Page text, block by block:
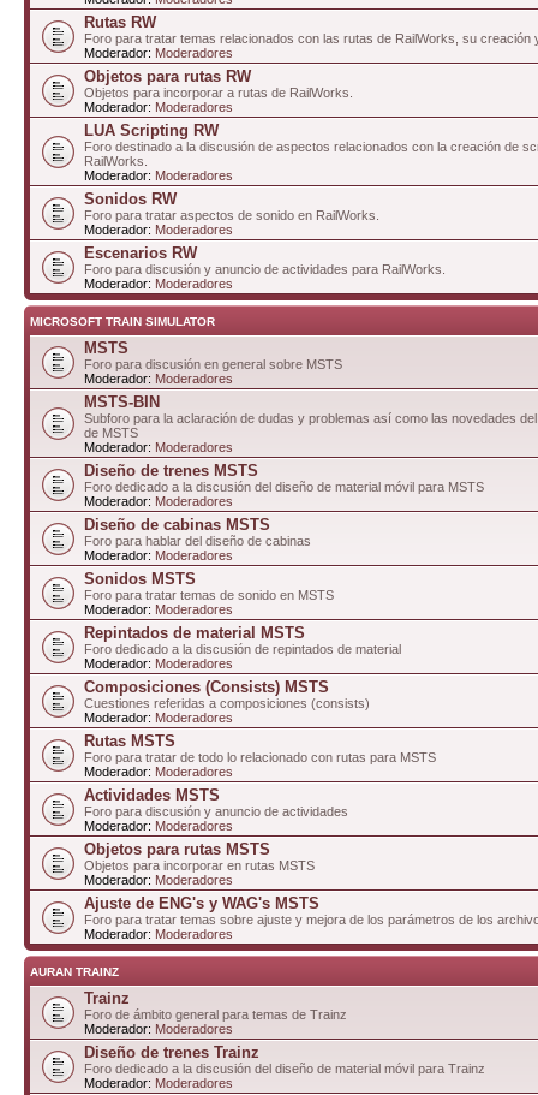
Rutas RW
Foro para tratar temas relacionados con las rutas de RailWorks, su creación
Moderador: Moderadores
Objetos para rutas RW
Objetos para incorporar a rutas de RailWorks.
Moderador: Moderadores
LUA Scripting RW
Foro destinado a la discusión de aspectos relacionados con la creación de
RailWorks.
Moderador: Moderadores
Sonidos RW
Foro para tratar aspectos de sonido en RailWorks.
Moderador: Moderadores
Escenarios RW
Foro para discusión y anuncio de actividades para RailWorks.
Moderador: Moderadores
MICROSOFT TRAIN SIMULATOR
MSTS
Foro para discusión en general sobre MSTS
Moderador: Moderadores
MSTS-BIN
Subforo para la aclaración de dudas y problemas así como las novedades
de MSTS
Moderador: Moderadores
Diseño de trenes MSTS
Foro dedicado a la discusión del diseño de material móvil para MSTS
Moderador: Moderadores
Diseño de cabinas MSTS
Foro para hablar del diseño de cabinas
Moderador: Moderadores
Sonidos MSTS
Foro para tratar temas de sonido en MSTS
Moderador: Moderadores
Repintados de material MSTS
Foro dedicado a la discusión de repintados de material
Moderador: Moderadores
Composiciones (Consists) MSTS
Cuestiones referidas a composiciones (consists)
Moderador: Moderadores
Rutas MSTS
Foro para tratar de todo lo relacionado con rutas para MSTS
Moderador: Moderadores
Actividades MSTS
Foro para discusión y anuncio de actividades
Moderador: Moderadores
Objetos para rutas MSTS
Objetos para incorporar en rutas MSTS
Moderador: Moderadores
Ajuste de ENG's y WAG's MSTS
Foro para tratar temas sobre ajuste y mejora de los parámetros de los
Moderador: Moderadores
AURAN TRAINZ
Trainz
Foro de ámbito general para temas de Trainz
Moderador: Moderadores
Diseño de trenes Trainz
Foro dedicado a la discusión del diseño de material móvil para Trainz
Moderador: Moderadores